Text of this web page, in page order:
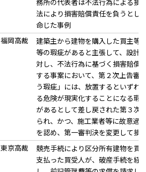
務所の代表者は不法行為による損
法により損害賠償責任を負うとし
命じた事例
福岡高裁
建築主から建物を購入した買主等
等の瑕疵があると主張して、設計
対し、不法行為に基づく損害賠償
する事案において、第２次上告審
う瑕疵」には、放置するといずれ
る危険が現実化することになる瑕
があるとして差し戻された第３次
られ、かつ、施工業者等に故意過
を認め、第一審判決を変更して損
東京高裁
競売手続により区分所有建物を買
支払った買受人が、破産手続を経